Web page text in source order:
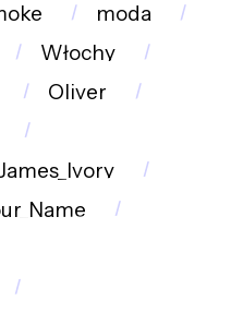
moda
Włochy
Oliver